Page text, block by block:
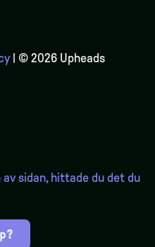
| © 2026 Upheads
av sidan, hittade du det du